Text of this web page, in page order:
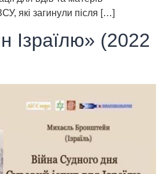
які загинули після […]
Ізраїлю» (2022